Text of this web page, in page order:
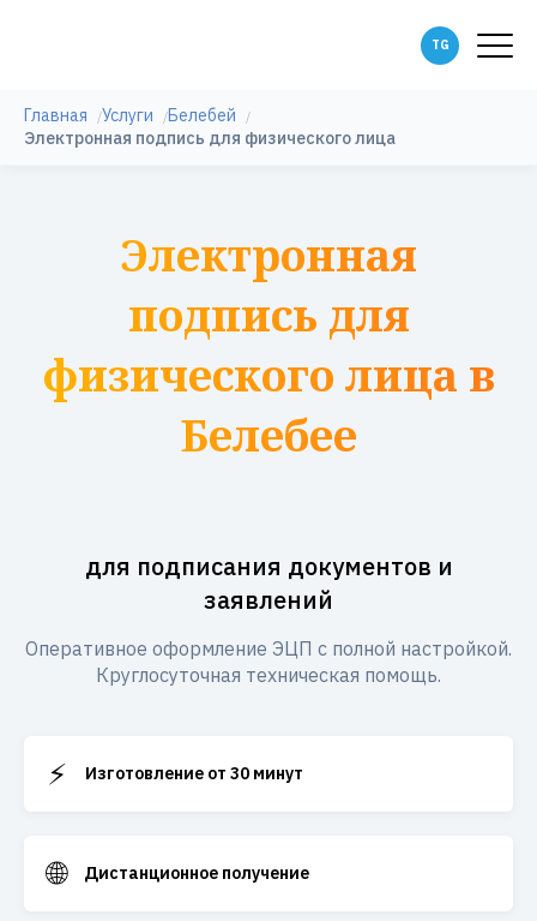
Главная Услуги
Белебей
Электронная подпись для физического лица
Электронная
подпись для
физического лица в
Белебее
для подписания документов и
заявлений
Оперативное оформление ЭЦП с полной настройкой.
Круглосуточная техническая помощь.
⚡ Изготовление от 30 минут
🌐 Дистанционное получение